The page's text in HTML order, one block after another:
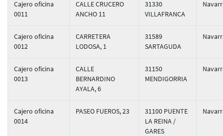
Cajero oficina
0011
CALLE CRUCERO
ANCHO 11
31330
VILLAFRANCA
Cajero oficina
0012
CARRETERA
LODOSA, 1
31589
SARTAGUDA
Cajero oficina
0013
CALLE
BERNARDINO
AYALA, 6
31150
MENDIGORRIA
Cajero oficina
0014
PASEO FUEROS, 23
31100 PUENTE
LA REINA /
GARES